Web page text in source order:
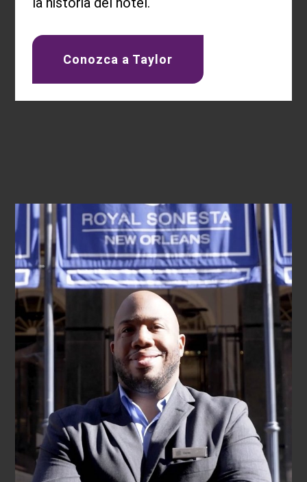
Conozca a Taylor